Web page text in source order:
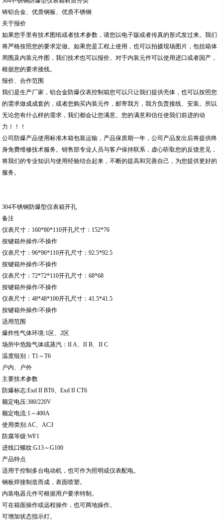
铸铝合金、优质钢板、优质不锈钢
关于报价
如果您手里有技术图纸或者技术参数，请您以电子版或者传真的形式发过来。我们
将严格按照您的要求定做。如果您是工程上使用，也可以拍摄现场图片，包括箱体
周围及内装元件图，我们技术也可以报价。对于内装元件可以使用进口或者国产，
根据您的要求接线。
报价、合作范围
我们是生产厂家，铝合金防爆仪表控制箱您可以只让我们提供壳体，也可以按照您
的需求做成成套的，或者您购买内装元件，邮寄我方，我方负责接线、安装。所以
无论您有什么样的需求，我们都会让您满意。您的满意和信任使我们前进的动
力！！！
公司防爆产品使用标准木箱包装运输，产品保质期一年，公司产品发出后将提供终
身免费维修技术服务。销售部专业人员与客户保持联系，虚心听取您的反馈意见，
将我们的专业知识与使用经验结合起来，不断的提高和完善自己，为您提供更好的
服务。
304不锈钢防爆型仪表箱开孔
备注
仪表尺寸：160*80*110开孔尺寸：152*76
按键箱外操作/不操作
仪表尺寸：96*96*110开孔尺寸：92.5*92.5
按键箱外操作/不操作
仪表尺寸：72*72*110开孔尺寸：68*68
按键箱外操作/不操作
仪表尺寸：48*48*100开孔尺寸：41.5*41.5
按键箱外操作/不操作
适用范围
爆炸性气体环境:1区、2区
场所中危险气体或蒸汽：II A、II B、II C
温度组别：T1～T6
户内、户外
主要技术参数
防爆标志:Exd II BT6、Exd II CT6
额定电压:380/220V
额定电流:1～400A
使用类别:AC、AC3
防腐等级:WF1
进线口螺纹:G13～G100
产品特点
适用于控制多台电动机，也可作为照明或仪表配电。
钢板焊接制造而成，表面喷塑。
内装电器元件可根据用户要求特制。
可在箱面操作或远程操作，也可两地操作。
可增加状态指示灯。